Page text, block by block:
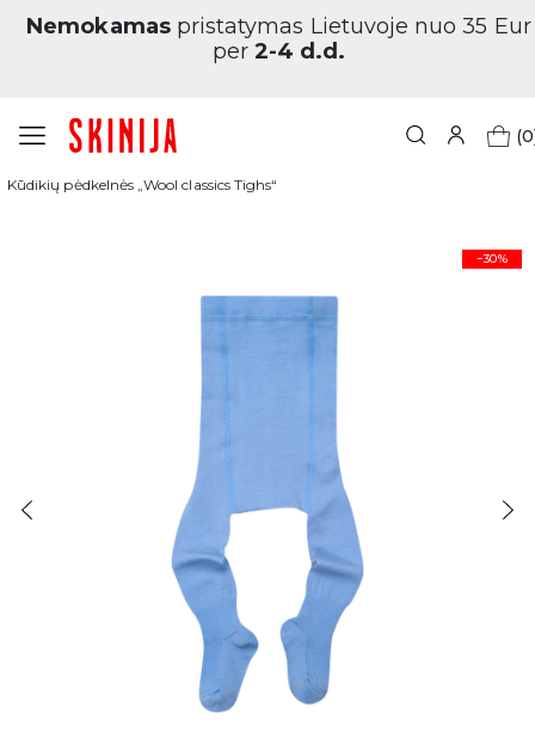
Nemokamaspristatymas Lietuvoje nuo 35 Eur
per 2-4 d.d.
Pagrindinis Vaikams
Kūdikių pėdkelnės „Wool classics Tighs“
−30%